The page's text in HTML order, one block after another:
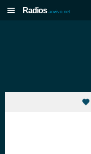
Radios aovivo.net